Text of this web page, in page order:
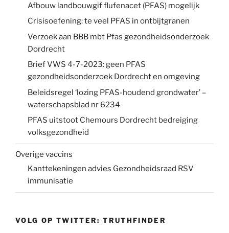
Afbouw landbouwgif flufenacet (PFAS) mogelijk
Crisisoefening: te veel PFAS in ontbijtgranen
Verzoek aan BBB mbt Pfas gezondheidsonderzoek
Dordrecht
Brief VWS 4-7-2023: geen PFAS
gezondheidsonderzoek Dordrecht en omgeving
Beleidsregel ‘lozing PFAS-houdend grondwater’ –
waterschapsblad nr 6234
PFAS uitstoot Chemours Dordrecht bedreiging
volksgezondheid
Overige vaccins
Kanttekeningen advies Gezondheidsraad RSV
immunisatie
VOLG OP TWITTER: TRUTHFINDER